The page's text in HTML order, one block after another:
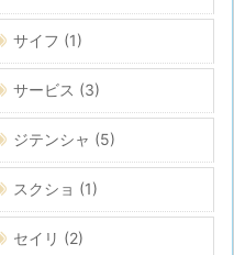
サイフ (1)
サービス (3)
ジテンシャ (5)
スクショ (1)
セイリ (2)